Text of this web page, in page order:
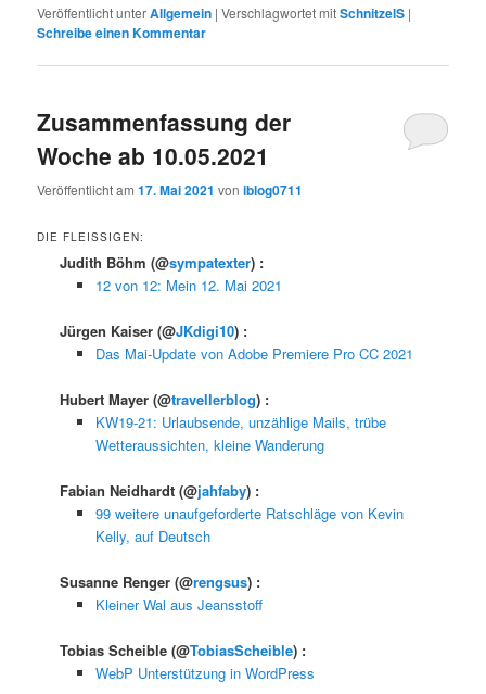
Veröffentlicht unterAllgemein |Verschlagwortet mitSchnitzelS |
Schreibe einen Kommentar
Zusammenfassung der
Woche ab 10.05.2021
Veröffentlicht am17. Mai 2021 voniblog0711
DIE FLEISSIGEN:
Judith Böhm(@sympatexter) :
12 von 12: Mein 12. Mai 2021
Jürgen Kaiser(@JKdigi10) :
Das Mai-Update von Adobe Premiere Pro CC 2021
Hubert Mayer(@travellerblog) :
KW19-21: Urlaubsende, unzählige Mails, trübe
Wetteraussichten, kleine Wanderung
Fabian Neidhardt(@jahfaby) :
99 weitere unaufgeforderte Ratschläge von Kevin
Kelly, auf Deutsch
Susanne Renger(@rengsus) :
Kleiner Wal aus Jeansstoff
Tobias Scheible(@TobiasScheible) :
WebP Unterstützung in WordPress